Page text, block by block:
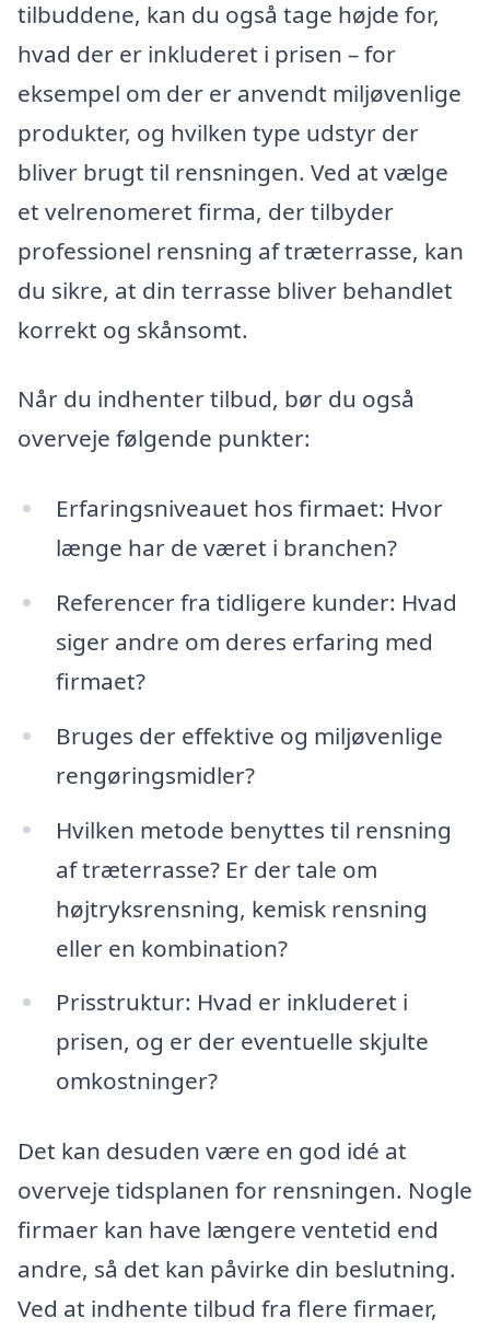
tilbuddene, kan du også tage højde for,
hvad der er inkluderet i prisen – for
eksempel om der er anvendt miljøvenlige
produkter, og hvilken type udstyr der
bliver brugt til rensningen. Ved at vælge
et velrenomeret firma, der tilbyder
professionel rensning af træterrasse, kan
du sikre, at din terrasse bliver behandlet
korrekt og skånsomt.
Når du indhenter tilbud, bør du også
overveje følgende punkter:
Erfaringsniveauet hos firmaet: Hvor
længe har de været i branchen?
Referencer fra tidligere kunder: Hvad
siger andre om deres erfaring med
firmaet?
Bruges der effektive og miljøvenlige
rengøringsmidler?
Hvilken metode benyttes til rensning
af træterrasse? Er der tale om
højtryksrensning, kemisk rensning
eller en kombination?
Prisstruktur: Hvad er inkluderet i
prisen, og er der eventuelle skjulte
omkostninger?
Det kan desuden være en god idé at
overveje tidsplanen for rensningen. Nogle
firmaer kan have længere ventetid end
andre, så det kan påvirke din beslutning.
Ved at indhente tilbud fra flere firmaer,